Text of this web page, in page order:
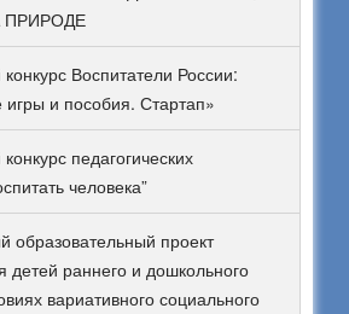
Воспитатели России:
и пособия. Стартап»
педагогических
человека”
образовательный проект
детей раннего и дошкольного
вариативного социального